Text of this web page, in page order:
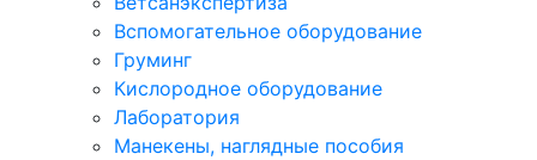
Вспомогательное оборудование
Груминг
Кислородное оборудование
Лаборатория
Манекены, наглядные пособия